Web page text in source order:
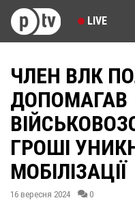
LIVE
ЧЛЕН ВЛК
ДОПОМАГАВ
ГРОШІ
МОБІЛІЗАЦІЇ
16 вересня 2024 0